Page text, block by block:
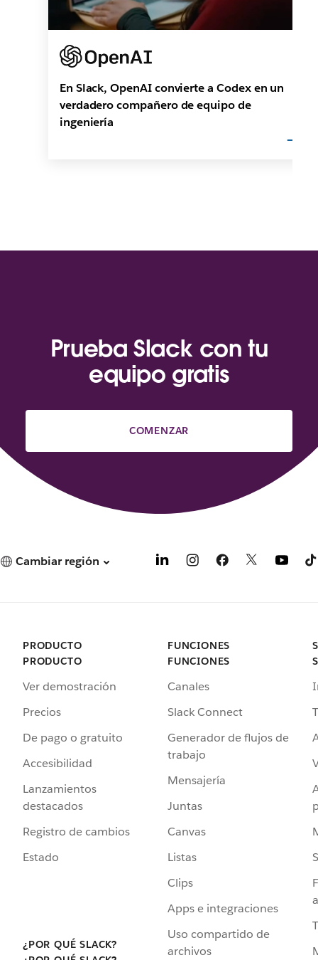
En Slack, OpenAI convierte a Codex en un
verdadero compañero de equipo de
ingeniería
Prueba Slack con tu
equipo gratis
COMENZAR
Cambiar región
PRODUCTO
PRODUCTO
Ver demostración
Precios
De pago o gratuito
Accesibilidad
Lanzamientos
destacados
Registro de cambios
Estado
¿POR QUÉ SLACK?
FUNCIONES
FUNCIONES
Canales
Slack Connect
Generador de flujos de
trabajo
Mensajería
Juntas
Canvas
Listas
Clips
Apps e integraciones
Uso compartido de
archivos